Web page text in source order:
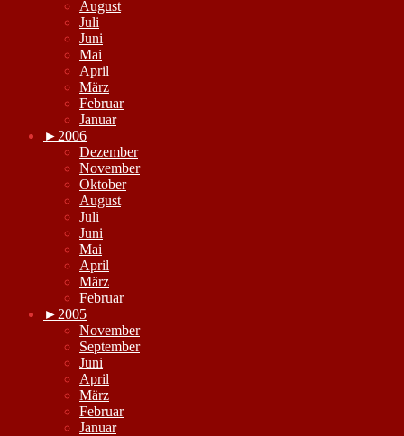
August
Juli
Juni
Mai
April
März
Februar
Januar
► 2006
Dezember
November
Oktober
August
Juli
Juni
Mai
April
März
Februar
► 2005
November
September
Juni
April
März
Februar
Januar